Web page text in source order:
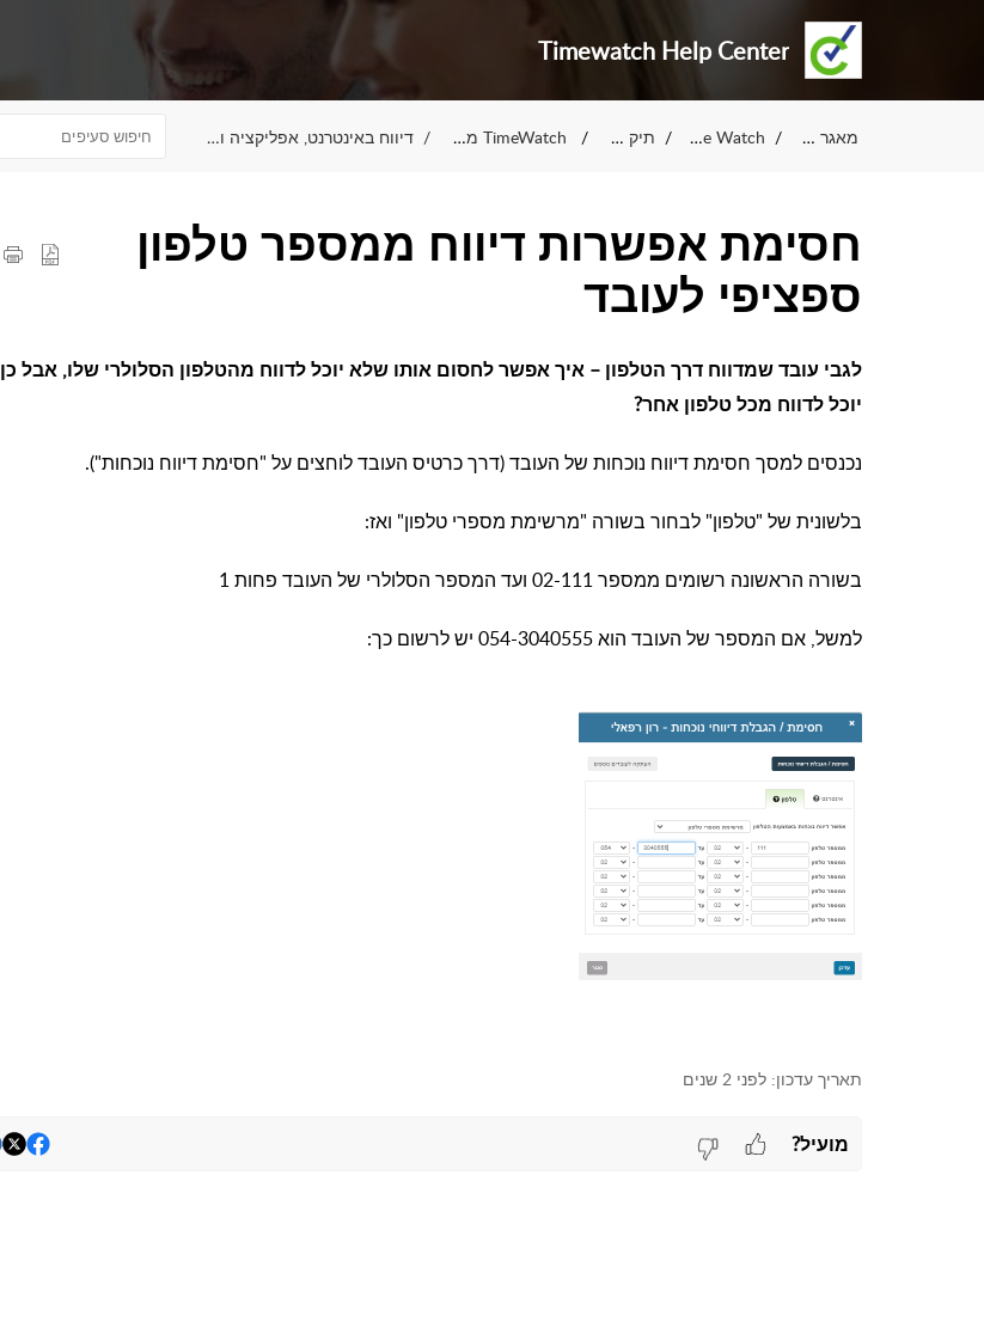
Timewatch Help Center
מאגר ידע Time Watch תיק טכני דיווח באינטרנט, אפליקציה והודעות
חסימת אפשרות דיווח ממספר טלפון
ספציפי לעובד
לגבי עובד שמדווח דרך הטלפון – איך אפשר לחסום אותו שלא יוכל לדווח מהטלפון הסלולרי שלו, אבל כן
יוכל לדווח מכל טלפון אחר?
נכנסים למסך חסימת דיווח נוכחות של העובד (דרך כרטיס העובד לוחצים על "חסימת דיווח נוכחות").
בלשונית של "טלפון" לבחור בשורה "מרשימת מספרי טלפון" ואז:
בשורה הראשונה רשומים ממספר 02-111 ועד המספר הסלולרי של העובד פחות 1
למשל, אם המספר של העובד הוא 054-3040555 יש לרשום כך:
תאריך עדכון: לפני 2 שנים
מועיל?